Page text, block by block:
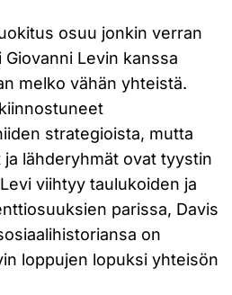
osuu jonkin verran
Levin kanssa
melko vähän yhteistä.
strategioista, mutta
lähderyhmät ovat tyystin
viihtyy taulukoiden ja
parissa, Davis
on
loppujen lopuksi yhteisön